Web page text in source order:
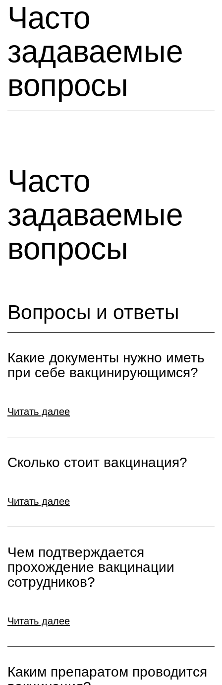
Часто
задаваемые
вопросы
Часто
задаваемые
вопросы
Вопросы и ответы
Какие документы нужно иметь
при себе вакцинирующимся?
Читать далее
Сколько стоит вакцинация?
Читать далее
Чем подтверждается
прохождение вакцинации
сотрудников?
Читать далее
Каким препаратом проводится